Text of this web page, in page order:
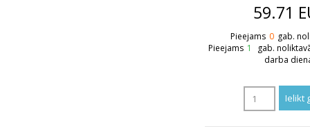
59.71
Pieejams 0 gab.
Pieejams 1
gab.
darba